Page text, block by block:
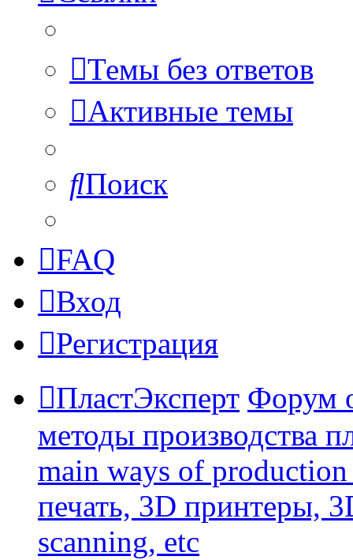
Темы без ответов
Активные темы
Поиск
FAQ
Вход
Регистрация
ПластЭксперт Форум
методы производства
main ways of
печать, 3D принтеры,
scanning, etc